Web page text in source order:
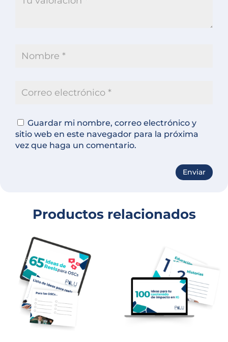
Guardar mi nombre, correo electrónico y
sitio web en este navegador para la próxima
vez que haga un comentario.
Productos relacionados